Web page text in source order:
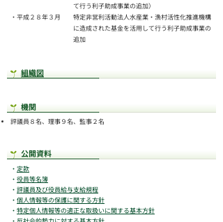
て行う利子助成事業の追加）
・平成２８年３月
特定非営利活動法人水産業・漁村活性化推進機構
に造成された基金を活用して行う利子助成事業の
追加
組織図
機関
評議員８名、理事９名、監事２名
公開資料
・ 定款
・ 役員等名簿
・ 評議員及び役員給与支給規程
・ 個人情報等の保護に関する方針
・ 特定個人情報等の適正な取扱いに関する基本方針